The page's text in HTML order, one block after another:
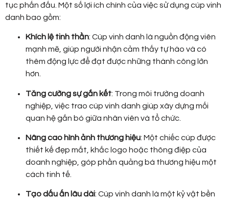
tục phấn đấu. Một số lợi ích chính của việc sử dụng cúp vinh
danh bao gồm:
Khích lệ tinh thần: Cúp vinh danh là nguồn động viên
mạnh mẽ, giúp người nhận cảm thấy tự hào và có
thêm động lực để đạt được những thành công lớn
hơn.
Tăng cường sự gắn kết: Trong môi trường doanh
nghiệp, việc trao cúp vinh danh giúp xây dựng mối
quan hệ gắn bó giữa nhân viên và tổ chức.
Nâng cao hình ảnh thương hiệu: Một chiếc cúp được
thiết kế đẹp mắt, khắc logo hoặc thông điệp của
doanh nghiệp, góp phần quảng bá thương hiệu một
cách tinh tế.
Tạo dấu ấn lâu dài: Cúp vinh danh là một kỷ vật bền